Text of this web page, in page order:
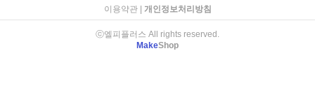
이용약관| 개인정보처리방침
ⓒ엘피플러스 All rights reserved.
MakeShop